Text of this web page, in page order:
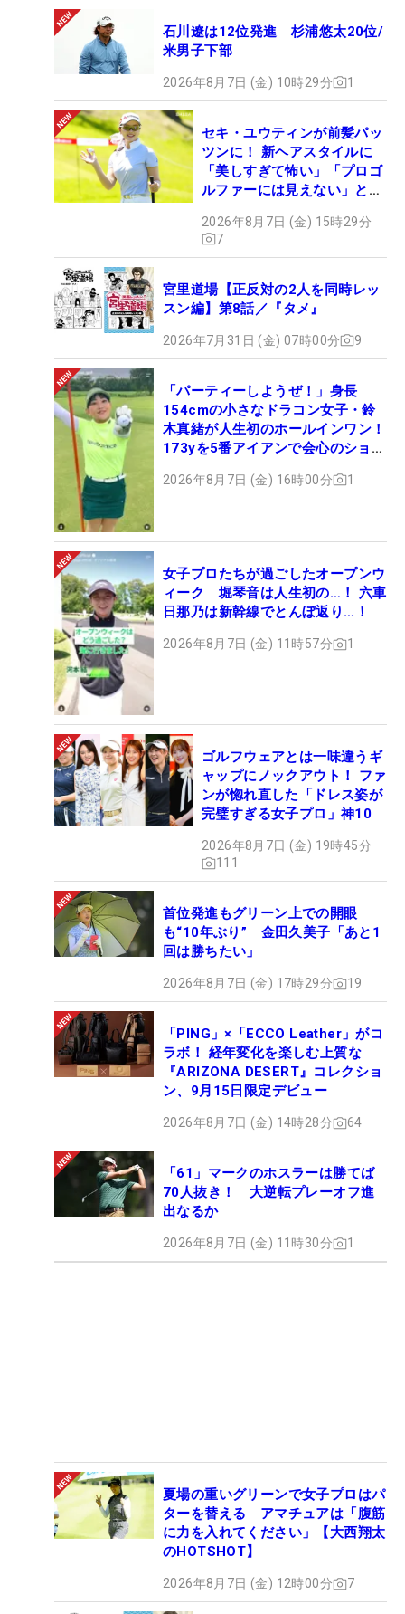
石川遼は12位発進 杉浦悠太20位/
米男子下部
2026年8月7日 (金) 10時29分 1
セキ・ユウティンが前髪パッ
ツンに！ 新ヘアスタイルに
「美しすぎて怖い」「プロゴ
ルファーには見えない」とコ
2026年8月7日 (金) 15時29分
7
宮里道場【正反対の2人を同時レッ
スン編】第8話／『タメ』
2026年7月31日 (金) 07時00分 9
「パーティーしようぜ！」身長
154cmの小さなドラコン女子・鈴
木真緒が人生初のホールインワン！
173yを5番アイアンで会心のショッ
2026年8月7日 (金) 16時00分 1
女子プロたちが過ごしたオープンウ
ィーク 堀琴音は人生初の…！ 六車
日那乃は新幹線でとんぼ返り…！
2026年8月7日 (金) 11時57分 1
ゴルフウェアとは一味違うギ
ャップにノックアウト！ ファ
ンが惚れ直した「ドレス姿が
完璧すぎる女子プロ」神10
2026年8月7日 (金) 19時45分
111
首位発進もグリーン上での開眼
も“10年ぶり” 金田久美子「あと1
回は勝ちたい」
2026年8月7日 (金) 17時29分 19
「PING」×「ECCO Leather」がコ
ラボ！ 経年変化を楽しむ上質な
『ARIZONA DESERT』コレクショ
ン、9月15日限定デビュー
2026年8月7日 (金) 14時28分 64
「61」マークのホスラーは勝てば
70人抜き！ 大逆転プレーオフ進
出なるか
2026年8月7日 (金) 11時30分 1
夏場の重いグリーンで女子プロはパ
ターを替える アマチュアは「腹筋
に力を入れてください」【大西翔太
のHOTSHOT】
2026年8月7日 (金) 12時00分 7